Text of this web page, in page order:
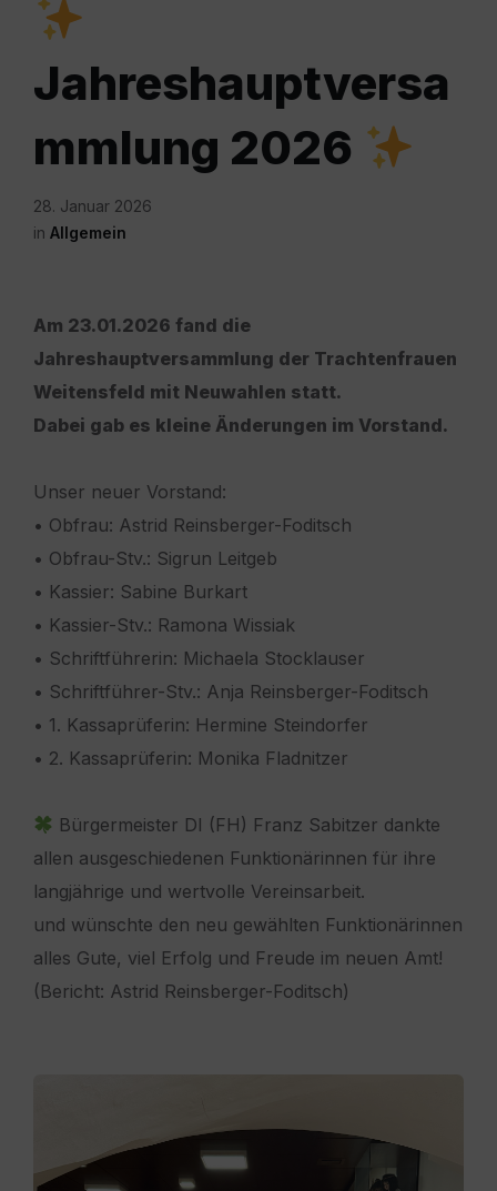
Jahreshauptversa
mmlung 2026
28. Januar 2026
in Allgemein
Am 23.01.2026 fand die
Jahreshauptversammlung der Trachtenfrauen
Weitensfeld mit Neuwahlen statt.
Dabei gab es kleine Änderungen im Vorstand.
Unser neuer Vorstand:
• Obfrau: Astrid Reinsberger-Foditsch
• Obfrau-Stv.: Sigrun Leitgeb
• Kassier: Sabine Burkart
• Kassier-Stv.: Ramona Wissiak
• Schriftführerin: Michaela Stocklauser
• Schriftführer-Stv.: Anja Reinsberger-Foditsch
• ⁠1. Kassaprüferin: Hermine Steindorfer
• ⁠2. Kassaprüferin: Monika Fladnitzer
Bürgermeister DI (FH) Franz Sabitzer dankte
allen ausgeschiedenen Funktionärinnen für ihre
langjährige und wertvolle Vereinsarbeit.
und wünschte den neu gewählten Funktionärinnen
alles Gute, viel Erfolg und Freude im neuen Amt!
(Bericht: Astrid Reinsberger-Foditsch)